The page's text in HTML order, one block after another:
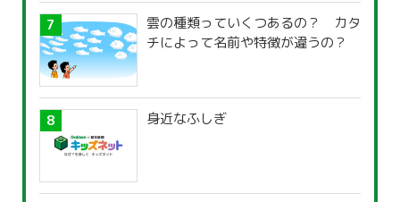
雲の種類っていくつあるの？ カタ
チによって名前や特徴が違うの？
身近なふしぎ